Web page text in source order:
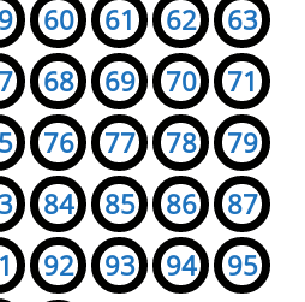
60 61 62
63
68 69 70
71
76 77 78
79
84 85 86
87
92 93 94
95